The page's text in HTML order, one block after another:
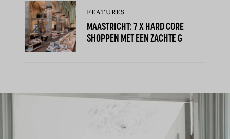
FEATURES
MAASTRICHT: 7 X HARD CORE
SHOPPEN MET EEN ZACHTE G